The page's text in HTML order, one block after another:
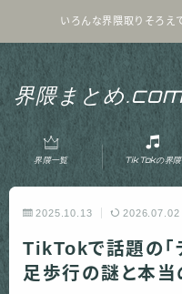
いろんな界隈取りそろえ
界隈まとめ.com
MENU
ホーム
プライバシーポリシー
運営者情報
界隈一覧 TikTokの界隈
2025.10.13 2026.07.02
TikTokで話題の「
足歩行の謎と本